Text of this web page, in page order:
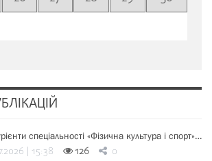
спеціальності «Фізична культура і спорт»…
| 15:38 126 0